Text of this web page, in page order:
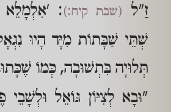
זַ"ל (שבת קיח:): 'אִלְמָלֵא
שְׁתֵּי שַׁבָּתוֹת מִיָּד הָיוּ
תְּלוּיָה בִּתְשׁוּבָה, כְּמוֹ
"וּבָא לְצִיּוֹן גּוֹאֵל